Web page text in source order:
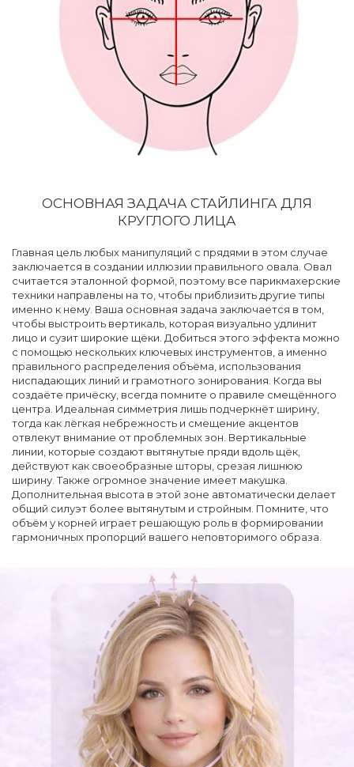
ОСНОВНАЯ ЗАДАЧА СТАЙЛИНГА ДЛЯ
КРУГЛОГО ЛИЦА
Главная цель любых манипуляций с прядями в этом случае
заключается в создании иллюзии правильного овала. Овал
считается эталонной формой, поэтому все парикмахерские
техники направлены на то, чтобы приблизить другие типы
именно к нему. Ваша основная задача заключается в том,
чтобы выстроить вертикаль, которая визуально удлинит
лицо и сузит широкие щёки. Добиться этого эффекта можно
с помощью нескольких ключевых инструментов, а именно
правильного распределения объёма, использования
ниспадающих линий и грамотного зонирования. Когда вы
создаёте причёску, всегда помните о правиле смещённого
центра. Идеальная симметрия лишь подчеркнёт ширину,
тогда как лёгкая небрежность и смещение акцентов
отвлекут внимание от проблемных зон. Вертикальные
линии, которые создают вытянутые пряди вдоль щёк,
действуют как своеобразные шторы, срезая лишнюю
ширину. Также огромное значение имеет макушка.
Дополнительная высота в этой зоне автоматически делает
общий силуэт более вытянутым и стройным. Помните, что
объём у корней играет решающую роль в формировании
гармоничных пропорций вашего неповторимого образа.